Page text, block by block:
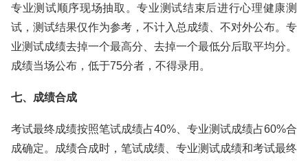
专业测试顺序现场抽取。专业测试结束后进行心理健康测
试，测试结果仅作为参考，不计入总成绩、不对外公布。专
业测试成绩去掉一个最高分、去掉一个最低分后取平均分。
成绩当场公布，低于75分者，不得录用。
七、成绩合成
考试最终成绩按照笔试成绩占40%、专业测试成绩占60%合
成确定。成绩合成时，笔试成绩、专业测试成绩和考试最终